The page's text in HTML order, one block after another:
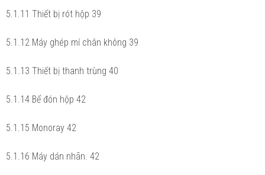
5.1.11 Thiết bị rót hộp 39
5.1.12 Máy ghép mí chân không 39
5.1.13 Thiết bị thanh trùng 40
5.1.14 Bể đón hộp 42
5.1.15 Monoray 42
5.1.16 Máy dán nhãn. 42